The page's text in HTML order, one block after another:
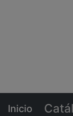
Inicio